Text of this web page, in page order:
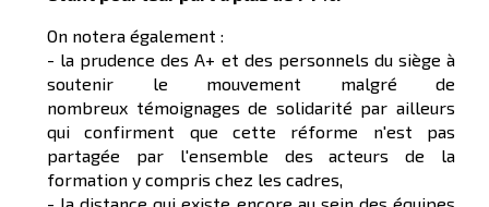
On notera également :
- la prudence des A+ et des personnels du siège à
soutenir le mouvement malgré de
nombreux témoignages de solidarité par ailleurs
qui confirment que cette réforme n'est pas
partagée par l'ensemble des acteurs de la
formation y compris chez les cadres,